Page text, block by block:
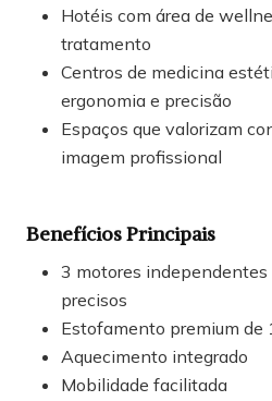
Hotéis com área de
tratamento
Centros de medicina
ergonomia e precisão
Espaços que valorizam
imagem profissional
Benefícios Principais
3 motores independentes
precisos
Estofamento premium de
Aquecimento integrado
Mobilidade facilitada